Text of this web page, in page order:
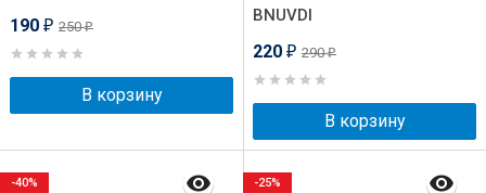
190 ₽ 250₽
В корзину
BNUVDI
220 ₽ 290₽
В корзину
-40% -25%